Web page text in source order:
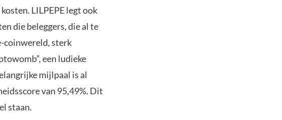
LILPEPE legt ook
die beleggers, die al te
coinwereld, sterk
een ludieke
mijlpaal is al
van 95,49%. Dit
staan.